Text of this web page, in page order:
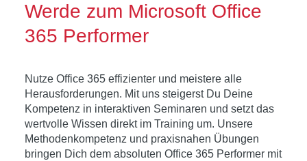
Werde zum Microsoft Office
365 Performer
Nutze Office 365 effizienter und meistere alle
Herausforderungen. Mit uns steigerst Du Deine
Kompetenz in interaktiven Seminaren und setzt das
wertvolle Wissen direkt im Training um. Unsere
Methodenkompetenz und praxisnahen Übungen
bringen Dich dem absoluten Office 365 Performer mit